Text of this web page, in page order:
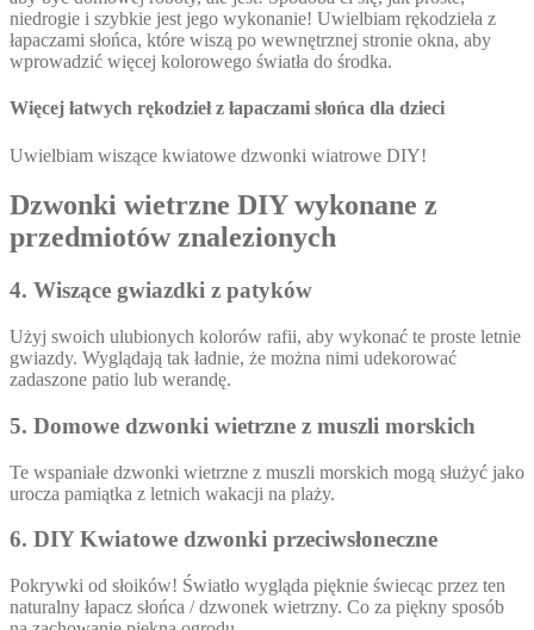
niedrogie i szybkie jest jego wykonanie! Uwielbiam rękodzieła z
łapaczami słońca, które wiszą po wewnętrznej stronie okna, aby
wprowadzić więcej kolorowego światła do środka.
Więcej łatwych rękodzieł z łapaczami słońca dla dzieci
Uwielbiam wiszące kwiatowe dzwonki wiatrowe DIY!
Dzwonki wietrzne DIY wykonane z
przedmiotów znalezionych
4. Wiszące gwiazdki z patyków
Użyj swoich ulubionych kolorów rafii, aby wykonać te proste letnie
gwiazdy. Wyglądają tak ładnie, że można nimi udekorować
zadaszone patio lub werandę.
5. Domowe dzwonki wietrzne z muszli morskich
Te wspaniałe dzwonki wietrzne z muszli morskich mogą służyć jako
urocza pamiątka z letnich wakacji na plaży.
6. DIY Kwiatowe dzwonki przeciwsłoneczne
Pokrywki od słoików! Światło wygląda pięknie świecąc przez ten
naturalny łapacz słońca / dzwonek wietrzny. Co za piękny sposób